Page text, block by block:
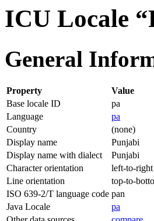
ICU Locale
General
Property
Value
Base locale ID
pa
Language
pa
Country
(none)
Display name
Punjabi
Display name with dialect
Punjabi
Character orientation
left-to-right
Line orientation
top-to-
ISO 639-2/T language code pan
Java Locale
pa